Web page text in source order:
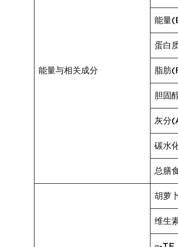
能量与相关成分
能量
蛋白
脂肪
胆固
灰分
碳水
总膳
胡萝
维生